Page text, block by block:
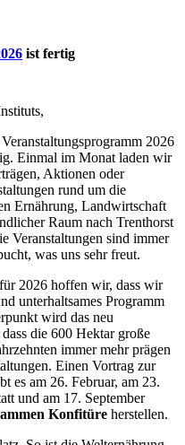
ist fertig
2026
Einmal im Monat laden wir
Aktionen oder
rund um die
Ernährung, Landwirtschaft
Raum nach Trenthorst
Veranstaltungen sind immer
was uns sehr freut.
2026 hoffen wir, dass wir
unterhaltsames Programm
wird das neu
dass die 600 Hektar große
immer mehr prägen
Einen Vortrag zur
es am 26. Februar, am 23.
und am 17. September
Konfitüre herstellen.